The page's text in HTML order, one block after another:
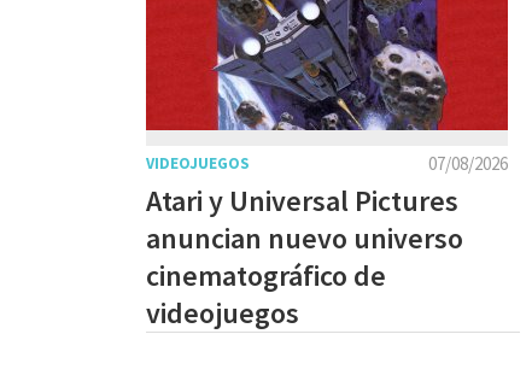
07/08/2026
VIDEOJUEGOS
Atari y Universal Pictures
anuncian nuevo universo
cinematográfico de
videojuegos